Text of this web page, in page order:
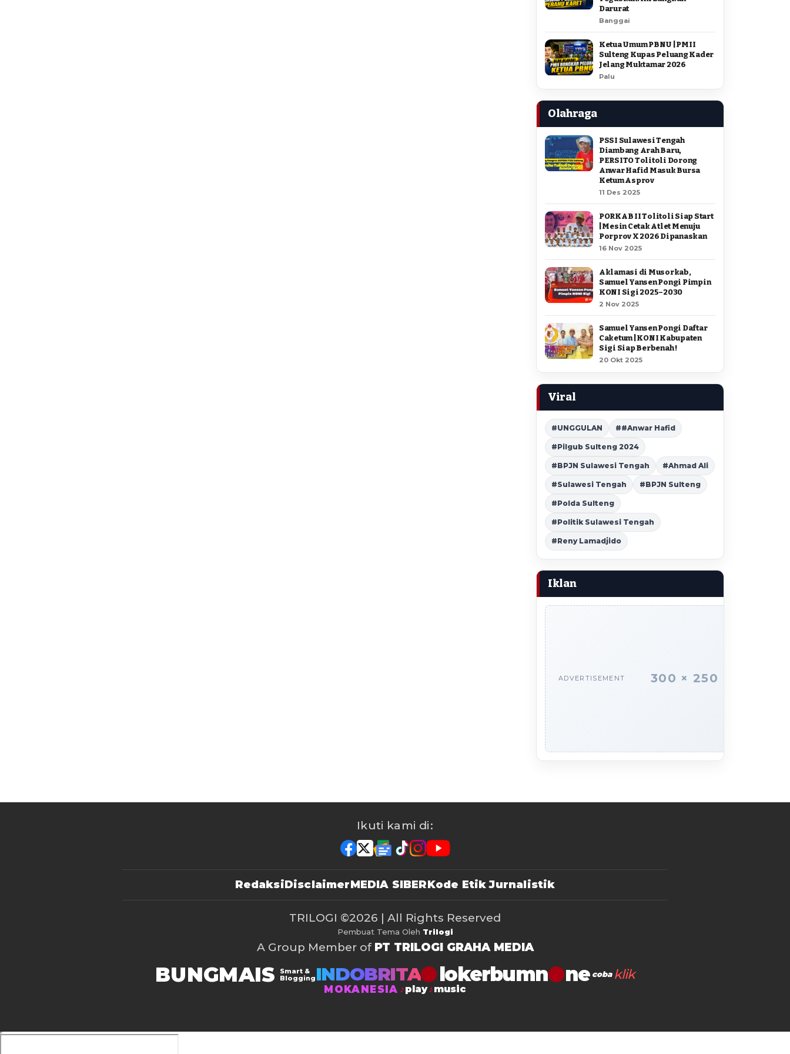
Darurat
Banggai
Ketua Umum PBNU | PMII
Sulteng Kupas Peluang Kader
Jelang Muktamar 2026
Palu
Olahraga
PSSI Sulawesi Tengah
Diambang Arah Baru,
PERSITO Tolitoli Dorong
Anwar Hafid Masuk Bursa
Ketum Asprov
11 Des 2025
PORKAB II Tolitoli Siap Start
| Mesin Cetak Atlet Menuju
Porprov X 2026 Dipanaskan
16 Nov 2025
Aklamasi di Musorkab,
Samuel Yansen Pongi Pimpin
KONI Sigi 2025–2030
2 Nov 2025
Samuel Yansen Pongi Daftar
Caketum | KONI Kabupaten
Sigi Siap Berbenah !
20 Okt 2025
Viral
#UNGGULAN ##Anwar Hafid
#Pilgub Sulteng 2024
#BPJN Sulawesi Tengah #Ahmad Ali
#Sulawesi Tengah #BPJN Sulteng
#Polda Sulteng
#Politik Sulawesi Tengah
#Reny Lamadjido
Iklan
ADVERTISEMENT 300 × 250
Ikuti kami di:
RedaksiDisclaimerMEDIA SIBERKode Etik Jurnalistik
TRILOGI ©2026 | All Rights Reserved
Pembuat Tema Oleh Trilogi
A Group Member of PT TRILOGI GRAHA MEDIA
BUNGMAIS
Smart &
Blogging INDOBRITA lokerbumn coba klik
MOKANESIA play music